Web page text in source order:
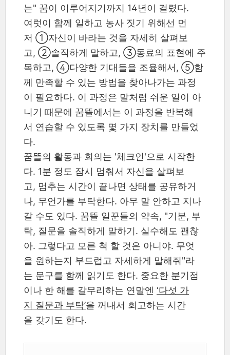
는" 꿈이 이루어지기까지 14년이 걸렸다.
여럿이 함께 일하고 농사 짓기 위해선 먼
저 ①자신이 바라는 것을 자세히 살펴보
고, ②솔직하게 말하고, ③동료의 표현에 주
목하고, ④다양한 기대들을 조율해서, ⑤함
께 만족할 수 있는 방법을 찾아나가는 과정
이 필요하다. 이 과정은 말처럼 쉬운 일이 아
니기 때문에 꿈뜰에서는 이 과정을 반복해
서 연습할 수 있도록 몇 가지 장치를 만들었
다.
꿈뜰의 활동과 회의는 '체크인'으로 시작한
다. 1분 정도 잠시 멈춰서 자신을 살펴보
고, 멈추는 시간이 끝나면 상태를 공유하거
나, 무언가를 부탁한다. 아무 말 안하고 지나
갈 수도 있다. 꿈뜰 일꾼들의 약속, "기분, 부
탁, 질문을 솔직하게 말하기. 실수해도 괜찮
아. 그렇다고 모른 척 할 것은 아니야. 무엇
을 원하는지 부드럽고 자세하게 말해줘"라
는 문구를 함께 읽기도 한다. 중요한 분기점
이나 한 해를 갈무리하는 연말엔 ‘다섯 가
지 질문과 부탁’을 꺼내서 회고하는 시간
을 갖기도 한다.